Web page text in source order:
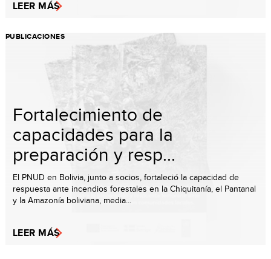
LEER MÁS
PUBLICACIONES
Fortalecimiento de
capacidades para la
preparación y resp...
El PNUD en Bolivia, junto a socios, fortaleció la capacidad de
respuesta ante incendios forestales en la Chiquitanía, el Pantanal
y la Amazonía boliviana, media...
LEER MÁS